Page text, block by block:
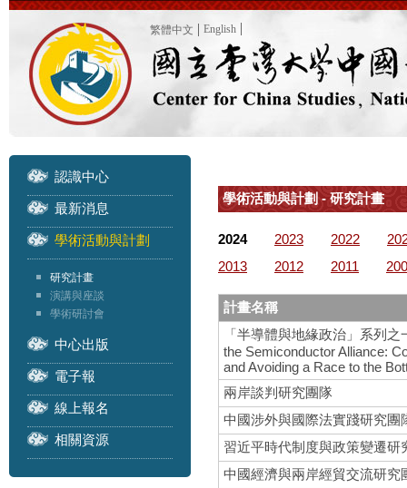
繁體中文 English
認識中心
最新消息
學術活動與計劃
研究計畫
演講與座談
學術研討會
中心出版
電子報
線上報名
相關資源
學術活動與計劃 - 研究計畫
2024 2023 2022
2013
2012 2011
計畫名稱
「半導體與地緣政治」系列
the Semiconductor Alliance:
and Avoiding a Race to the
兩岸談判研究團隊
中國涉外與國際法實踐研究團
習近平時代制度與政策變遷研
中國經濟與兩岸經貿交流研究